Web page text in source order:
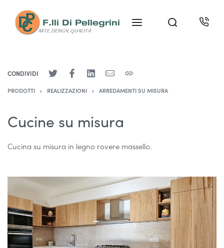
CONDIVIDI
PRODOTTI › REALIZZAZIONI › ARREDAMENTI SU MISURA
Cucine su misura
Cucina su misura in legno rovere massello.